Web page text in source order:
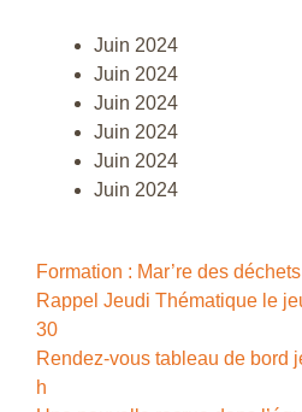
Juin 2024
Juin 2024
Juin 2024
Juin 2024
Juin 2024
Juin 2024
Formation : Mar’re des
Rappel Jeudi Thématique le
30
Rendez-vous tableau de bord
h